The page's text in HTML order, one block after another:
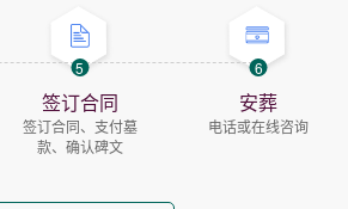
5
签订合同
签订合同、支付墓
款、确认碑文
6
安葬
电话或在线咨询